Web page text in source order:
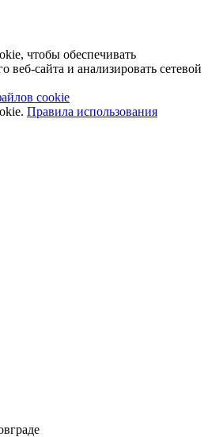
чтобы обеспечивать
веб-сайта и анализировать сетевой
cookie
Правила использования